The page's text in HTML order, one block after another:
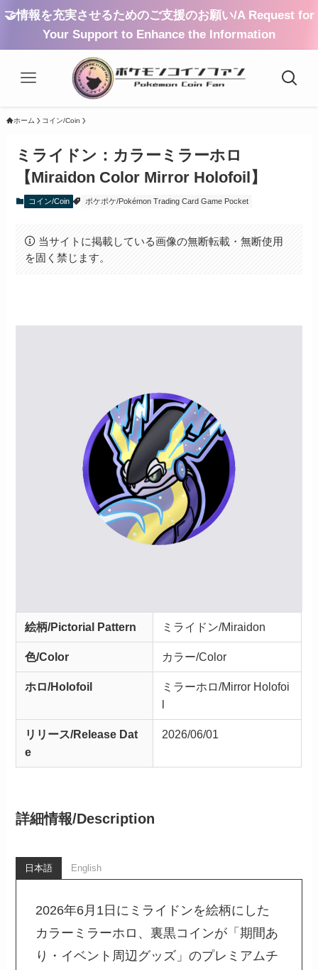
🤝情報を充実させるためのご支援のお願い/A Request for
Your Support to Enhance the Information
ホーム コイン/Coin
ミライドン：カラーミラーホロ
【Miraidon Color Mirror Holofoil】
コイン/Coin ポケポケ/Pokémon Trading Card Game Pocket
当サイトに掲載している画像の無断転載・無断使用
を固く禁じます。
絵柄/Pictorial Pattern ミライドン/Miraidon
色/Color カラー/Color
ホロ/Holofoil
ミラーホロ/Mirror Holofoi
l
リリース/Release Dat
e
2026/06/01
詳細情報/Description
日本語 English
2026年6月1日にミライドンを絵柄にした
カラーミラーホロ、裏黒コインが「期間あ
り・イベント周辺グッズ」のプレミアムチ